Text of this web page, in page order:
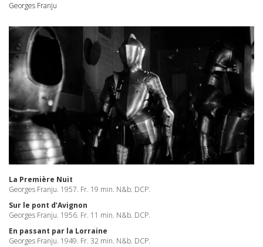
Georges Franju
La Première Nuit
Georges Franju. 1957. Fr. 19 min. N&b. DCP.
Sur le pont d’Avignon
Georges Franju. 1956. Fr. 11 min. N&b. DCP.
En passant par la Lorraine
Georges Franju. 1949. Fr. 32 min. N&b. DCP.